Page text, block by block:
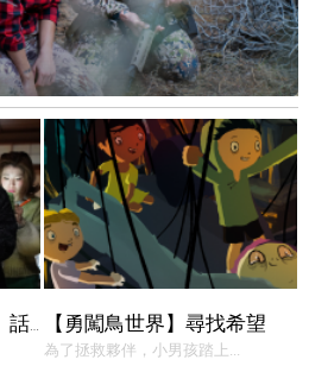
【要不要來碗茶泡飯？】話中有話 【勇闖鳥世界】尋找希望
為了拯救夥伴，小男孩踏上...